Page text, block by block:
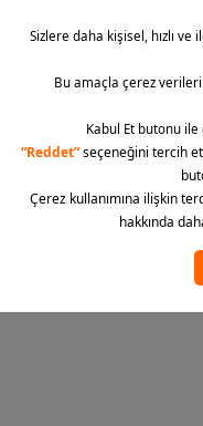
hafiflik ve dayanıklılık
esneklik sağlar.
içeriğiyle
Running Erkek
katar. Siz de teknik ve
bir yaşam tarzına